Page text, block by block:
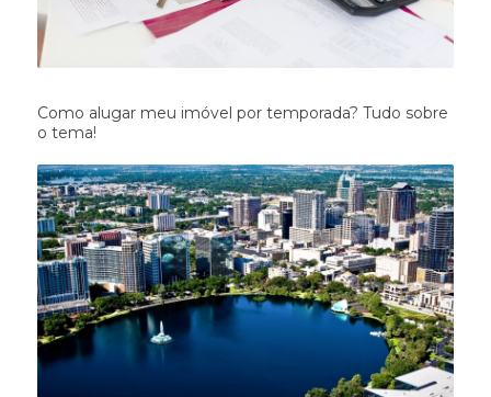
Como alugar meu imóvel por temporada? Tudo sobre
o tema!